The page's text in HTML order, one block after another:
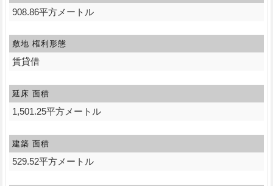
908.86平方メートル
敷地 権利形態
賃貸借
延床 面積
1,501.25平方メートル
建築 面積
529.52平方メートル